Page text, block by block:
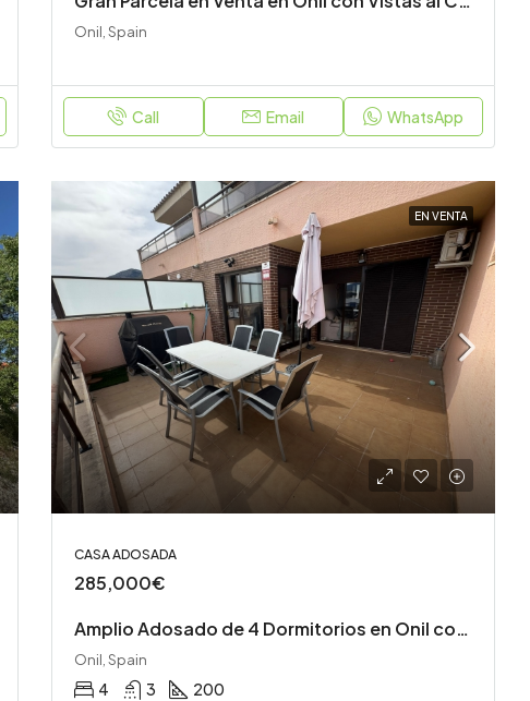
Onil, Spain
Call Email WhatsApp
EN VENTA
CASA ADOSADA
285,000€
Amplio Adosado de 4 Dormitorios en Onil con Garaje y Terrazas
Onil, Spain
4 3 200